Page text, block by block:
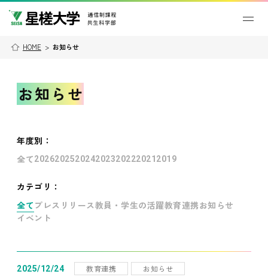
HOME > お知らせ
お知らせ
年度別 ：
全て202620252024202320222021 2019
カテゴリ：
全て プレスリリース教員・学生の活躍教育連携お知らせ
イベント
2025/12/24 教育連携 お知らせ